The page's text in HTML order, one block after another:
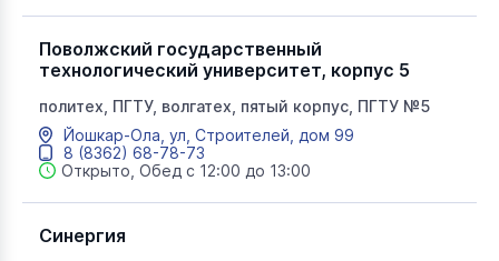
Поволжский государственный
технологический университет, корпус 5
политех, ПГТУ, волгатех, пятый корпус, ПГТУ №5
Йошкар-Ола, ул, Строителей, дом 99
8 (8362) 68-78-73
Открыто, Обед с 12:00 до 13:00
Синергия